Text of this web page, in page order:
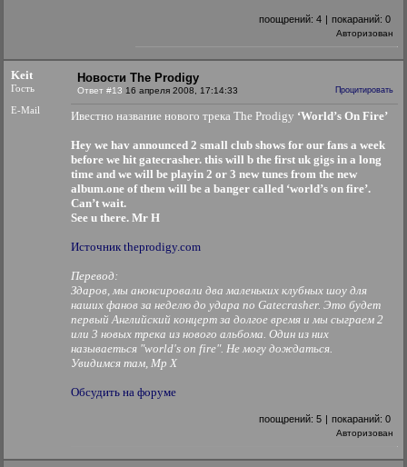
поощрений: 4 | покараний: 0
Авторизован
Keit
Гость
E-Mail
Новости The Prodigy
Ответ #13 16 апреля 2008, 17:14:33 Процитировать
Ивестно название нового трека The Prodigy ‘World’s On Fire’
Hey we hav announced 2 small club shows for our fans a week
before we hit gatecrasher. this will b the first uk gigs in a long
time and we will be playin 2 or 3 new tunes from the new
album.one of them will be a banger called ‘world’s on fire’.
Can’t wait.
See u there. Mr H
Источник theprodigy.com
Перевод:
Здаров, мы анонсировали два маленьких клубных шоу для
наших фанов за неделю до удара по Gatecrasher. Это будет
первый Английский концерт за долгое время и мы сыграем 2
или 3 новых трека из нового альбома. Один из них
называеться "world's on fire". Не могу дождаться.
Увидимся там, Мр Х
Обсудить на форуме
поощрений: 5 | покараний: 0
Авторизован